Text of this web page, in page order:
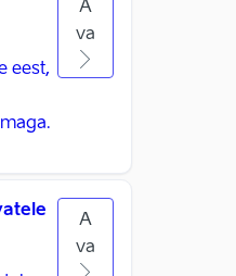
eest,
A
va
A
va